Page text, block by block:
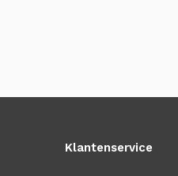
Klantenservice